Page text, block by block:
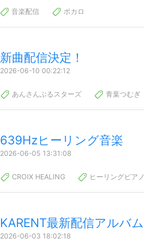
音楽配信 ボカロ
新曲配信決定！
2026-06-10 00:22:12
あんさんぶるスターズ 青葉つむぎ
639Hzヒーリング音楽
2026-06-05 13:31:08
CROIX HEALING ヒーリングピアノ
KARENT最新配信アルバム
2026-06-03 18:02:18